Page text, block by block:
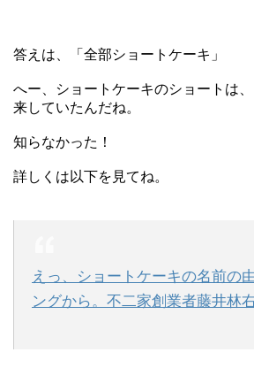
答えは、「全部ショートケーキ」
へー、ショートケーキのショートは
来していたんだね。
知らなかった！
詳しくは以下を見てね。
えっ、ショートケーキの名前の
ングから。不二家創業者藤井林